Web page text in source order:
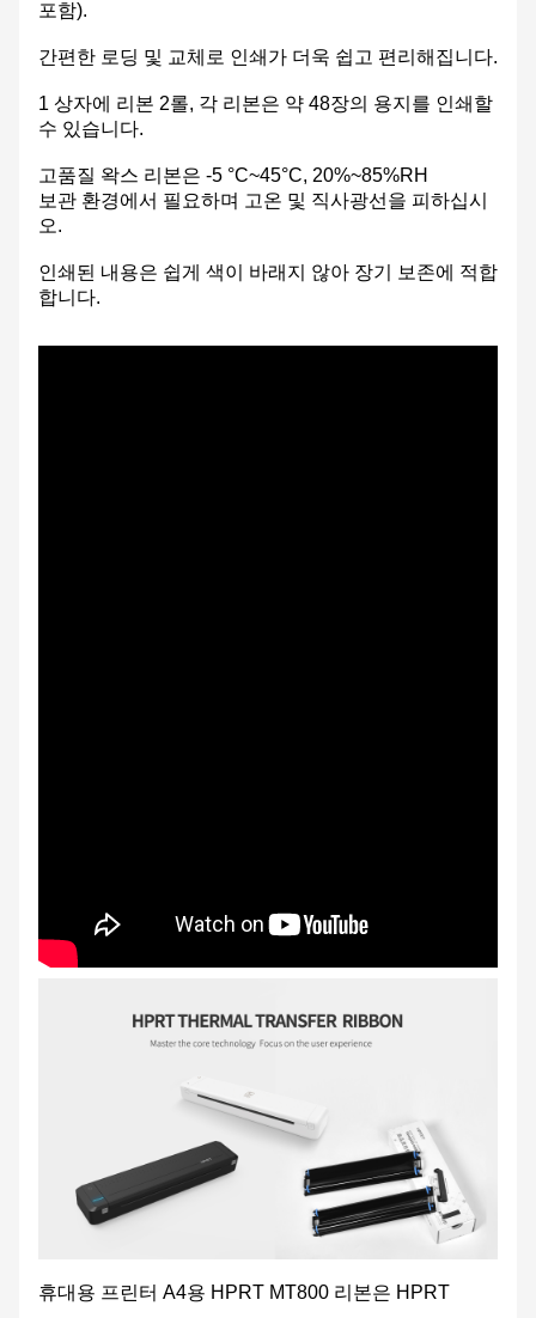
포함).
간편한 로딩 및 교체로 인쇄가 더욱 쉽고 편리해집니다.
1 상자에 리본 2롤, 각 리본은 약 48장의 용지를 인쇄할
수 있습니다.
고품질 왁스 리본은 -5 °C~45°C, 20%~85%RH
보관 환경에서 필요하며 고온 및 직사광선을 피하십시
오.
인쇄된 내용은 쉽게 색이 바래지 않아 장기 보존에 적합
합니다.
휴대용 프린터 A4용 HPRT MT800 리본은 HPRT